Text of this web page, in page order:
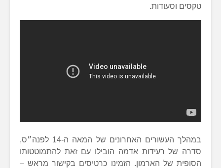
טקסים וסעודות.
במהלך העשורים האחרונים של המאה ה-14 לפנה״ס,
סדרה של רעידות אדמה הובילו עם זאת להתמוטטותו
הסופית של הארמון. הזמינו כרטיסים בקישור מראש –